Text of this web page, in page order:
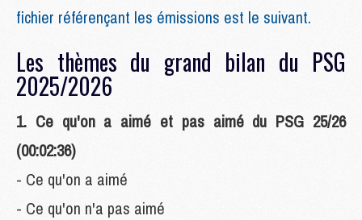
fichier référençant les émissions est le suivant.
Les thèmes du grand bilan du PSG
2025/2026
1. Ce qu'on a aimé et pas aimé du PSG 25/26
(00:02:36)
- Ce qu'on a aimé
- Ce qu'on n'a pas aimé